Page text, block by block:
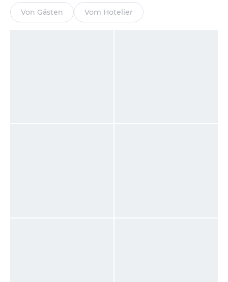
Von Gästen Vom Hotelier